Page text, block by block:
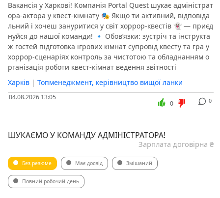
Вакансія у Харкові! Компанія Portal Quest шукає адміністрат
ора-актора у квест-кімнату 🎭 Якщо ти активний, відповіда
льний і хочеш зануритися у світ хоррор-квестів 👻 — приєд
нуйся до нашої команди! 🔹 Обов’язки: зустріч та інструкта
ж гостей підготовка ігрових кімнат супровід квесту та гра у
хоррор-сценаріях контроль за чистотою та обладнанням о
рганізація роботи квест-кімнат ведення звітності
Харків | Топменеджмент, керівництво вищої ланки
04.08.2026 13:05 0
0
ШУКАЄМО У КОМАНДУ АДМІНІСТРАТОРА!
Зарплата договірна ₴
Без резюме Має досвід Змішаний
Повний робочий день